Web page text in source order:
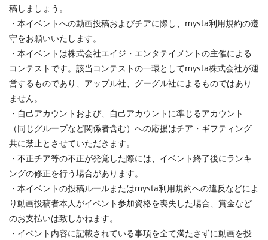
稿しましょう。
・本イベントへの動画投稿およびチアに際し、mysta利用規約の遵
守をお願いいたします。
・本イベントは株式会社エイジ・エンタテイメントの主催による
コンテストです。該当コンテストの一環としてmysta株式会社が運
営するものであり、アップル社、グーグル社によるものではあり
ません。
・自己アカウントおよび、自己アカウントに準じるアカウント
（同じグループなど関係者含む）への応援はチア・ギフティング
共に禁止とさせていただきます。
・不正チア等の不正が発覚した際には、イベント終了後にランキ
ングの修正を行う場合があります。
・本イベントの投稿ルールまたはmysta利用規約への違反などによ
り動画投稿者本人がイベント参加資格を喪失した場合、賞金など
のお支払いは致しかねます。
・イベント内容に記載されている事項を全て満たさずに動画を投